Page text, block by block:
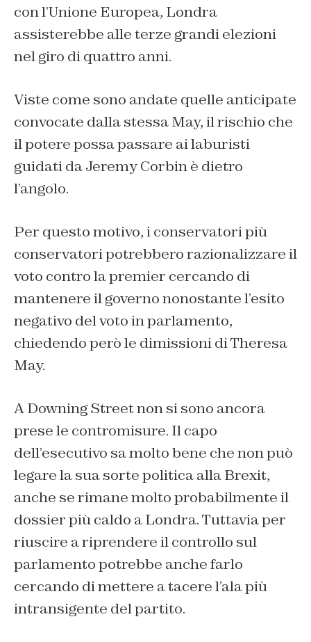
con l’Unione Europea, Londra
assisterebbe alle terze grandi elezioni
nel giro di quattro anni.
Viste come sono andate quelle anticipate
convocate dalla stessa May, il rischio che
il potere possa passare ai laburisti
guidati da Jeremy Corbin è dietro
l’angolo.
Per questo motivo, i conservatori più
conservatori potrebbero razionalizzare il
voto contro la premier cercando di
mantenere il governo nonostante l’esito
negativo del voto in parlamento,
chiedendo però le dimissioni di Theresa
May.
A Downing Street non si sono ancora
prese le contromisure. Il capo
dell’esecutivo sa molto bene che non può
legare la sua sorte politica alla Brexit,
anche se rimane molto probabilmente il
dossier più caldo a Londra. Tuttavia per
riuscire a riprendere il controllo sul
parlamento potrebbe anche farlo
cercando di mettere a tacere l’ala più
intransigente del partito.